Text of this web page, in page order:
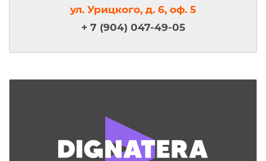
ул. Урицкого, д. 6, оф. 5
+ 7 (904) 047-49-05